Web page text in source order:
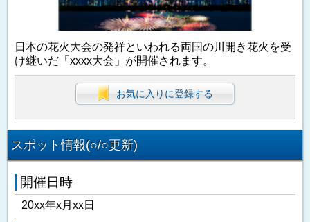
日本の花火大会の発祥といわれる両国の川開き花火を受
け継いだ「xxxx大会」が開催されます。
お気に入りに登録する
スポット情報(○/○更新)
開催日時
20xx年x月xx日